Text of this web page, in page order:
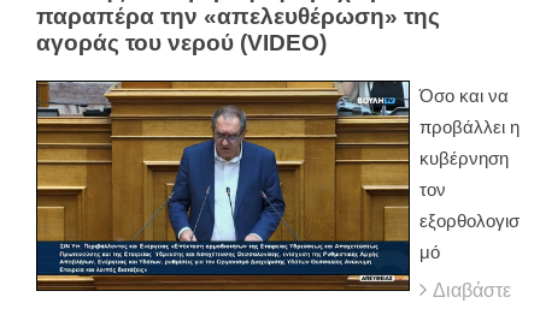
παραπέρα την «απελευθέρωση» της
αγοράς του νερού (VIDEO)
Όσο και να
προβάλλει η
κυβέρνηση
τον
εξορθολογισ
μό
Διαβάστε